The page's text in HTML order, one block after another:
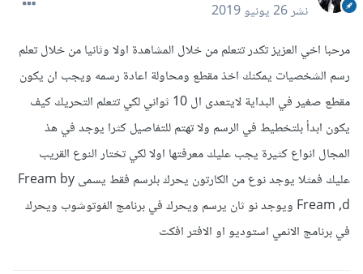
نشر26 يونيو 2019
مرحبا اخي العزيز تكدر تتعلم من خلال المشاهدة اولا وثانيا من خلال تعلم
رسم الشخصيات يمكنك اخذ مقطع ومحاولة اعادة رسمه ويجب ان يكون
مقطع صغير في البداية لايتعدى ال 10 ثواني لكي تتعلم التحريك كيف
يكون ابدأ بلتخطيط في الرسم ولا تهتم للتفاصيل كثرا يوجد في هذ
المجال انواع كثيرة يجب عليك معرفتها اولا لكي تختار النوع القريب
عليك فمثلا يوجد نوع من الكارتون يحرك بلرسم فقط يسمى Fream by
Fream ,d ويوجد نو ثان يرسم ويحرك في برنامج الفوتوشوب ويحرك
في برنامج الانمي استوديو او الافتر افكت